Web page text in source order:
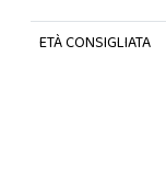
ETÀ CONSIGLIATA